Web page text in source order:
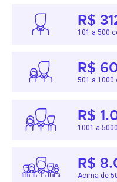
R$
101 a 500
R$
501 a 1000
R$
1001 a
R$
Acima de